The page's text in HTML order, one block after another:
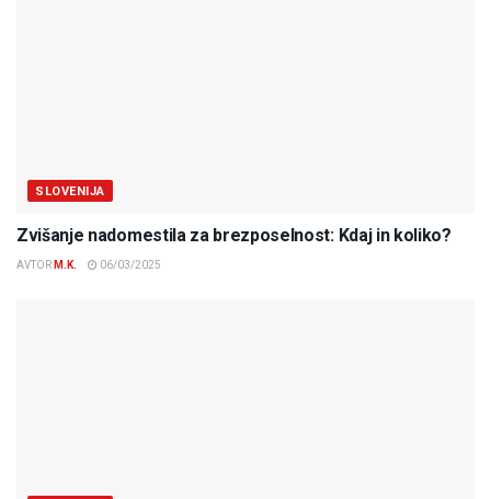
SLOVENIJA
Zvišanje nadomestila za brezposelnost: Kdaj in koliko?
AVTOR M.K. 06/03/2025